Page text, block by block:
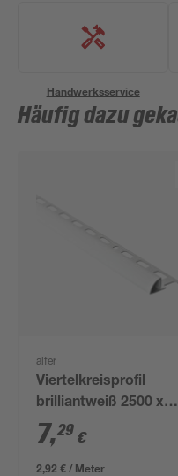
Handwerksservice
Häufig dazu
alfer
Viertelkreisprofil
brilliantweiß 2500 x
19,5 x 8 mm
7,29 €
2,92 € / Meter